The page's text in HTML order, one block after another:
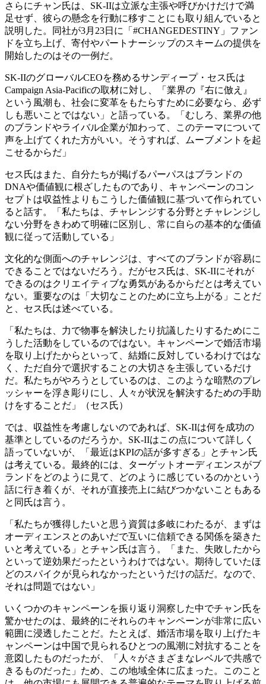
さらにチャン氏は、SK-IIは立派な主張や呼びかけだけで満
足せず、彼らの懸念を行動に移すことにも取り組んでいると
説明した。同社が3月23日に「#CHANGEDESTINY」ファン
ドを立ち上げ、寄付やパートナーシップのスキームの提供を
開始したのはその一例だ。
SK-IIのグローバルCEOを務めるサンディープ・セス氏は
Campaign Asia-Pacificの取材に対し、「業界の『右に倣え』
という風潮も、社会に変革をもたらすために必要なら、必ず
しも悪いことではない」と語っている。「むしろ、業界の他
のブランドやライバル企業が加わって、このテーマについて
声を上げてくれた方がいい。そうすれば、ムーブメントを起
こせるからだ」
セス氏はまた、自分たちが掲げるパーパスはブランドの
DNAや価値観に根ざしたものであり、キャンペーンのコン
セプトは収益性よりもこうした価値観に基づいて作られてい
ると話す。「私たちは、チャレンジする分野とチャレンジし
ない分野をきわめて明確に区別し、常に自らの基本的な価値
観に従って活動している」
文化的な側面へのチャレンジは、すべてのブランドが容易に
できることではないだろう。だがセス氏は、SK-IIにそれが
できるのはクリエイティブな勇気があるからだとは考えてい
ない。重要なのは「大切なことのために立ち上がる」ことだ
と、セス氏は述べている。
「私たちは、力で物事を解決したり抗議したりするためにこ
うした活動をしているのではない。キャンペーンで婚活市場
を取り上げたからといって、結婚に反対しているわけではな
く、ただ自分で選択することの大切さを主張しているだけ
だ。私たちがやろうとしているのは、このような暗黙のプレ
ッシャーを浮き彫りにし、人々が状況を解決するための手助
けをすることだ」（セス氏）
では、収益性を考慮しないのであれば、SK-IIは何を成功の
基準としているのだろうか。SK-IIはこの点について詳しく
語っていないが、「最近はKPIの話が多すぎる」とチャン氏
は考えている。最終的には、ターゲットオーディエンスがブ
ランドをどのように見て、どのように感じているのかという
話に行き着くが、それが直接売上に結びつかないこともある
と同氏は言う。
「私たちが獲得したいと思う資質は多岐にわたるが、まずは
オーディエンスとのあいだで互いに信頼できる関係を築きた
いと考えている」とチャン氏は言う。「また、失敗したから
といって逆効果だったというわけではない。期待していたほ
どのスパイクが見られなかったというだけの話だ。なので、
それは問題ではない」
いくつかのキャンペーンを振り返り洞察した中でチャン氏を
驚かせたのは、最終的にそれらのキャンペーンが非常に広い
範囲に浸透したことだ。たとえば、婚活市場を取り上げたキ
ャンペーンは中国で見られるひとつの風潮に対抗することを
意図したものだったが、「人々がさまざまなレベルで共感で
きるものだった」ため、この地域全体に広まった。このこと